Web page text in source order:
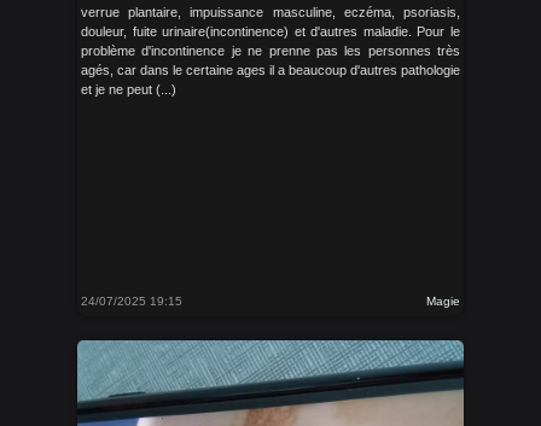
verrue plantaire, impuissance masculine, eczéma, psoriasis,
douleur, fuite urinaire(incontinence) et d'autres maladie. Pour le
problème d'incontinence je ne prenne pas les personnes très
agés, car dans le certaine ages il a beaucoup d'autres pathologie
et je ne peut (...)
24/07/2025 19:15 Magie